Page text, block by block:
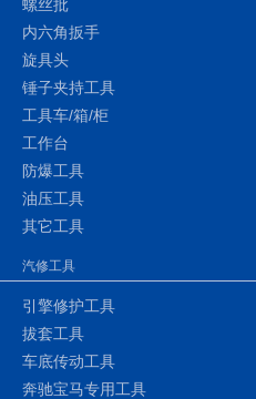
螺丝批
内六角扳手
旋具头
锤子夹持工具
工具车/箱/柜
工作台
防爆工具
油压工具
其它工具
汽修工具
引擎修护工具
拔套工具
车底传动工具
奔驰宝马专用工具